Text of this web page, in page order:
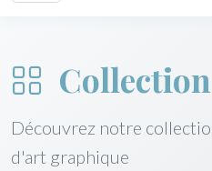
Collection
Découvrez notre
d'art graphique